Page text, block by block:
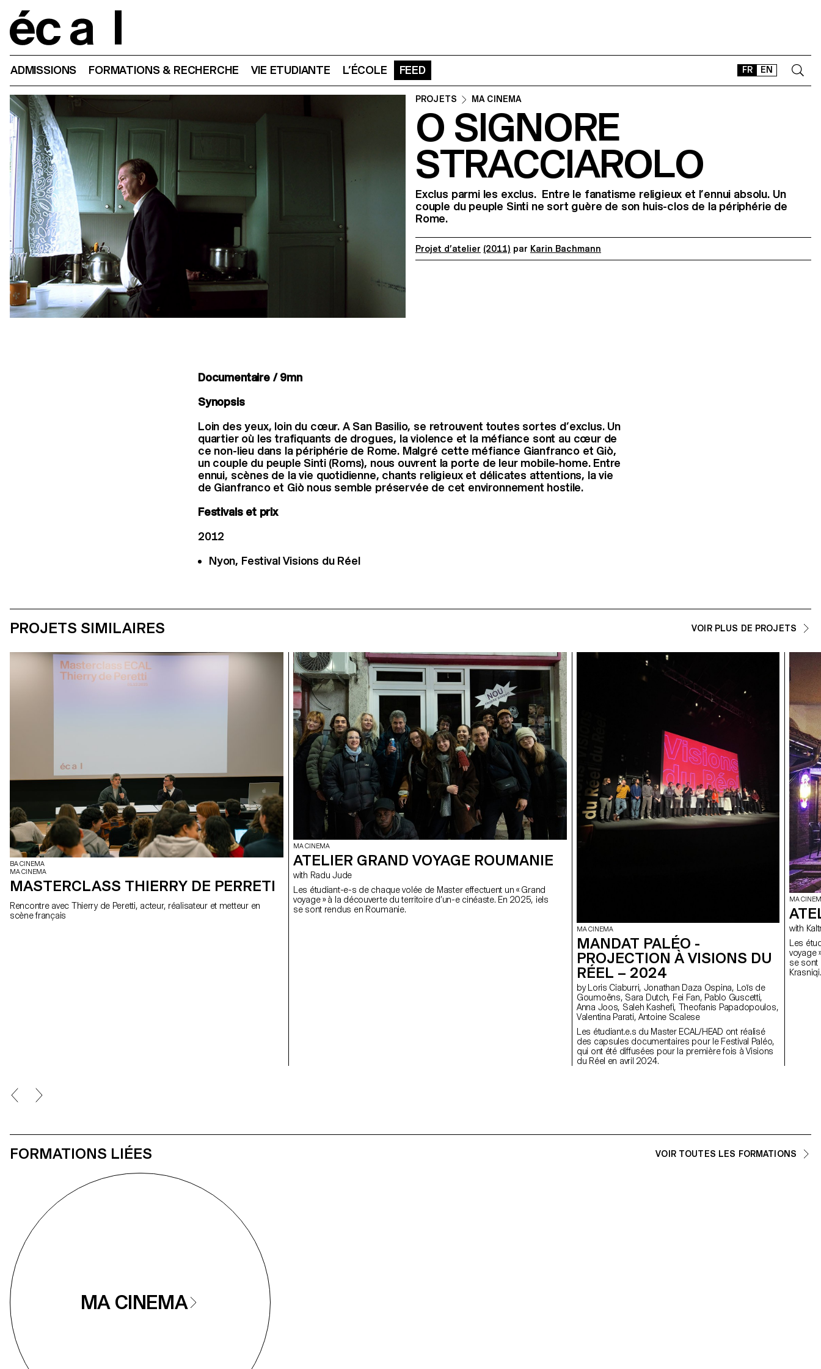
FR EN
ADMISSIONS FORMATIONS & RECHERCHE VIE ETUDIANTE L’ÉCOLE FEED
Instagram
Facebook
LinkedIn
Vimeo
PROJETS MA CINEMA
O SIGNORE
STRACCIAROLO
Exclus parmi les exclus. Entre le fanatisme religieux et l’ennui absolu. Un
couple du peuple Sinti ne sort guère de son huis-clos de la périphérie de
Rome.
Projet d’atelier (2011) par Karin Bachmann
Documentaire / 9mn
Synopsis
Loin des yeux, loin du cœur. A San Basilio, se retrouvent toutes sortes d’exclus. Un
quartier où les trafiquants de drogues, la violence et la méfiance sont au cœur de
ce non-lieu dans la périphérie de Rome. Malgré cette méfiance Gianfranco et Giò,
un couple du peuple Sinti (Roms), nous ouvrent la porte de leur mobile-home. Entre
ennui, scènes de la vie quotidienne, chants religieux et délicates attentions, la vie
de Gianfranco et Giò nous semble préservée de cet environnement hostile.
Festivals et prix
2012
Nyon, Festival Visions du Réel
PROJETS SIMILAIRES VOIR PLUS DE PROJETS
BA CINEMA
MA CINEMA
MASTERCLASS THIERRY DE PERRETI
Rencontre avec Thierry de Peretti, acteur, réalisateur et metteur en
scène français
MA CINEMA
ATELIER GRAND VOYAGE ROUMANIE
with Radu Jude
Les étudiant-e-s de chaque volée de Master effectuent un « Grand
voyage » à la découverte du territoire d’un-e cinéaste. En 2025, iels
se sont rendus en Roumanie.
MA CINEMA
MANDAT PALÉO -
PROJECTION À VISIONS DU
RÉEL – 2024
by Loris Ciaburri, Jonathan Daza Ospina, Loïs de
Goumoëns, Sara Dutch, Fei Fan, Pablo Guscetti,
Anna Joos, Saleh Kashefi, Theofanis Papadopoulos,
Valentina Parati, Antoine Scalese
Les étudiant.e.s du Master ECAL/HEAD ont réalisé
des capsules documentaires pour le Festival Paléo,
qui ont été diffusées pour la première fois à Visions
du Réel en avril 2024.
MA
with
Les
voyage
se sont
Krasniqi.
FORMATIONS LIÉES VOIR TOUTES LES FORMATIONS
MA CINEMA